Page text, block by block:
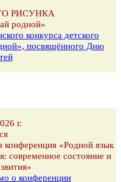
РИСУНКА
родной»
конкурса детского
посвящённого Дню
г.
конференция «Родной язык
современное состояние и
о конференции